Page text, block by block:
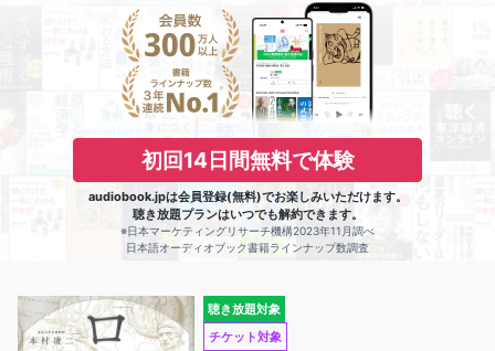
初回14日間無料で体験
audiobook.jpは会員登録(無料)でお楽しみいただけます。
聴き放題プランはいつでも解約できます。
※日本マーケティングリサーチ機構2023年11月調べ
日本語オーディオブック書籍ラインナップ数調査
聴き放題対象
チケット対象